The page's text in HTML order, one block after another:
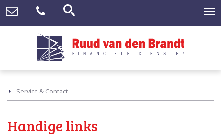
Service & Contact
Handige links